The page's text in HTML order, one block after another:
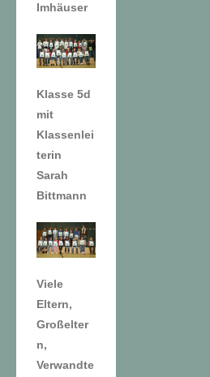
Imhäuser
Klasse 5d
mit
Klassenlei
terin
Sarah
Bittmann
Viele
Eltern,
Großelter
n,
Verwandte